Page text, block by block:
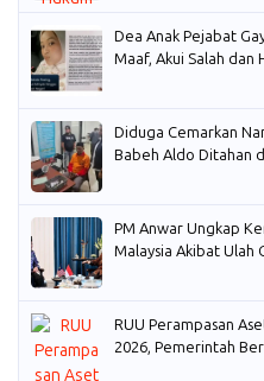
Dea Anak Pejabat
Maaf, Akui Salah dan
Diduga Cemarkan
Babeh Aldo Ditahan
PM Anwar Ungkap
Malaysia Akibat Ulah
RUU Perampasan
2026, Pemerintah